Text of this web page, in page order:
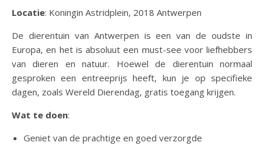
Locatie: Koningin Astridplein, 2018 Antwerpen
De dierentuin van Antwerpen is een van de oudste in
Europa, en het is absoluut een must-see voor liefhebbers
van dieren en natuur. Hoewel de dierentuin normaal
gesproken een entreeprijs heeft, kun je op specifieke
dagen, zoals Wereld Dierendag, gratis toegang krijgen.
Wat te doen:
Geniet van de prachtige en goed verzorgde